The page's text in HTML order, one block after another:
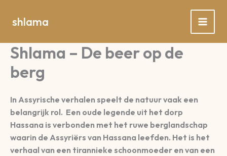
naar
inhoud
shlama
Shlama – De beer op de
berg
In Assyrische verhalen speelt de natuur vaak een
belangrijk rol. Een oude legende uit het dorp
Hassana is verbonden met het ruwe berglandschap
waarin de Assyriërs van Hassana leefden. Het is het
verhaal van een tirannieke schoonmoeder en van een